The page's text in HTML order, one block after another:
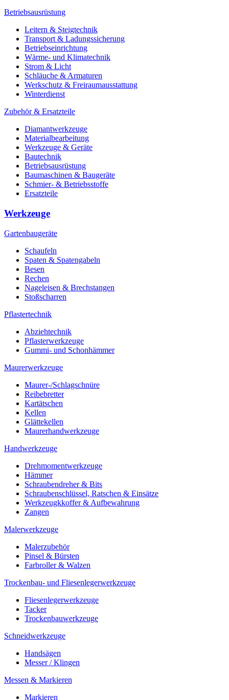
Betriebsausrüstung
Leitern & Steigtechnik
Transport & Ladungssicherung
Betriebseinrichtung
Wärme- und Klimatechnik
Strom & Licht
Schläuche & Armaturen
Werkschutz & Freiraumausstattung
Winterdienst
Zubehör & Ersatzteile
Diamantwerkzeuge
Materialbearbeitung
Werkzeuge & Geräte
Bautechnik
Betriebsausrüstung
Baumaschinen & Baugeräte
Schmier- & Betriebsstoffe
Ersatzteile
Werkzeuge
Gartenbaugeräte
Schaufeln
Spaten & Spatengabeln
Besen
Rechen
Nageleisen & Brechstangen
Stoßscharren
Pflastertechnik
Abziehtechnik
Pflasterwerkzeuge
Gummi- und Schonhämmer
Maurerwerkzeuge
Maurer-/Schlagschnüre
Reibebretter
Kartätschen
Kellen
Glättekellen
Maurerhandwerkzeuge
Handwerkzeuge
Drehmomentwerkzeuge
Hämmer
Schraubendreher & Bits
Schraubenschlüssel, Ratschen & Einsätze
Werkzeugkkoffer & Aufbewahrung
Zangen
Malerwerkzeuge
Malerzubehör
Pinsel & Bürsten
Farbroller & Walzen
Trockenbau- und Fliesenlegerwerkzeuge
Fliesenlegerwerkzeuge
Tacker
Trockenbauwerkzeuge
Schneidwerkzeuge
Handsägen
Messer / Klingen
Messen & Markieren
Markieren